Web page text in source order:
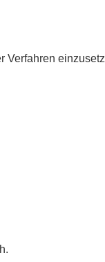
Verfahren